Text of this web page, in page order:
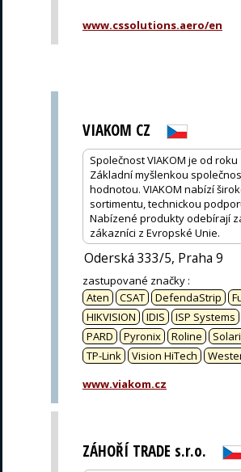
www.cssolutions.aero/en
VIAKOM CZ
Společnost VIAKOM je od
Základní myšlenkou
hodnotou. VIAKOM nabízí
sortimentu, technickou
Nabízené produkty odebírají
zákazníci z Evropské Unie.
Oderská 333/5, Praha 9
zastupované značky :
Aten
CSAT DefendaStrip
HIKVISION
IDIS ISP Systems
PARD
Pyronix Roline
TP-Link
Vision HiTech
www.viakom.cz
ZÁHOŘÍ TRADE s.r.o.